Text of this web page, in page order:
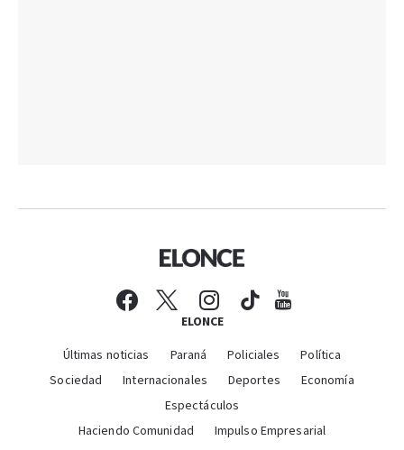
ELONCE
Últimas noticias Paraná Policiales
Política
Sociedad
Internacionales Deportes
Economía
Espectáculos
Haciendo Comunidad
Impulso Empresarial